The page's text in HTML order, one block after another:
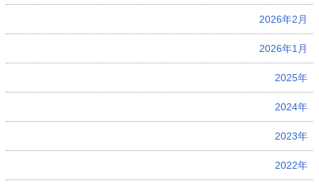
2026年2月
2026年1月
2025年
2024年
2023年
2022年